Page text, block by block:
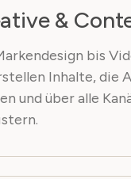
&
bis
Inhalte, die
und über alle